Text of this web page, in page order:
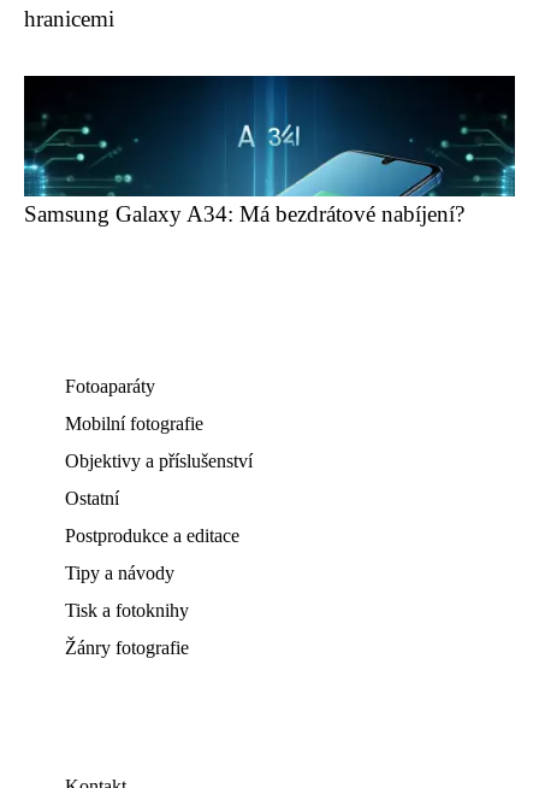
hranicemi
Samsung Galaxy A34: Má bezdrátové nabíjení?
Fotoaparáty
Mobilní fotografie
Objektivy a příslušenství
Ostatní
Postprodukce a editace
Tipy a návody
Tisk a fotoknihy
Žánry fotografie